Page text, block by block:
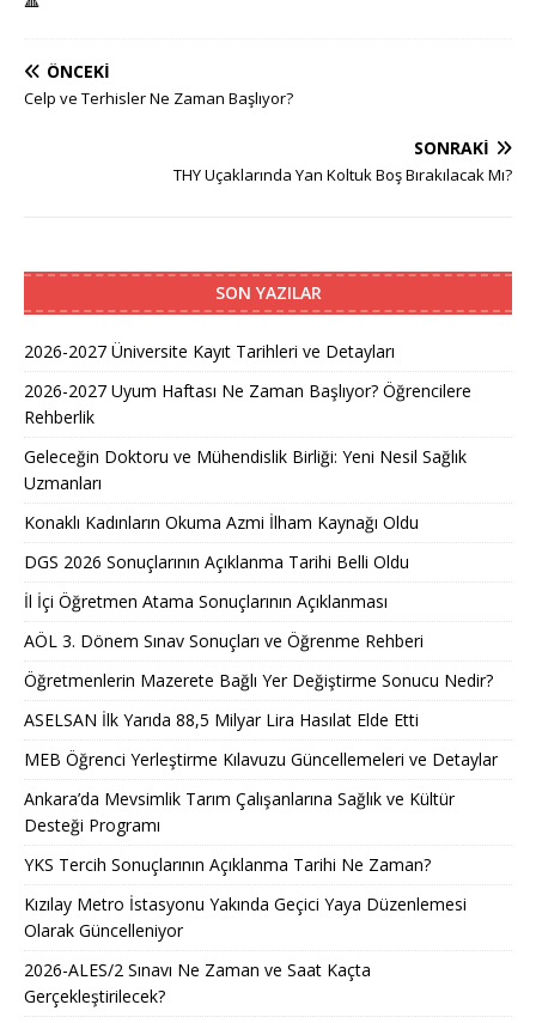
ÖNCEKI
Celp ve Terhisler Ne Zaman Başlıyor?
SONRAKI
THY Uçaklarında Yan Koltuk Boş Bırakılacak Mı?
SON YAZILAR
2026-2027 Üniversite Kayıt Tarihleri ve Detayları
2026-2027 Uyum Haftası Ne Zaman Başlıyor? Öğrencilere
Rehberlik
Geleceğin Doktoru ve Mühendislik Birliği: Yeni Nesil Sağlık
Uzmanları
Konaklı Kadınların Okuma Azmi İlham Kaynağı Oldu
DGS 2026 Sonuçlarının Açıklanma Tarihi Belli Oldu
İl İçi Öğretmen Atama Sonuçlarının Açıklanması
AÖL 3. Dönem Sınav Sonuçları ve Öğrenme Rehberi
Öğretmenlerin Mazerete Bağlı Yer Değiştirme Sonucu Nedir?
ASELSAN İlk Yarıda 88,5 Milyar Lira Hasılat Elde Etti
MEB Öğrenci Yerleştirme Kılavuzu Güncellemeleri ve Detaylar
Ankara’da Mevsimlik Tarım Çalışanlarına Sağlık ve Kültür
Desteği Programı
YKS Tercih Sonuçlarının Açıklanma Tarihi Ne Zaman?
Kızılay Metro İstasyonu Yakında Geçici Yaya Düzenlemesi
Olarak Güncelleniyor
2026-ALES/2 Sınavı Ne Zaman ve Saat Kaçta
Gerçekleştirilecek?